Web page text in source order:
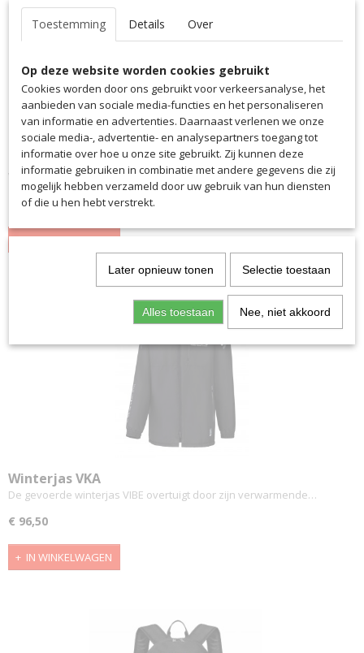
Regenjas VKA
Wil jij jezelf beschermen tegen de regen en je er niet door…
€ 57,50
IN WINKELWAGEN
Winterjas VKA
De gevoerde winterjas VIBE overtuigt door zijn verwarmende…
€ 96,50
IN WINKELWAGEN
Toestemming Details Over
Op deze website worden cookies gebruikt
Cookies worden door ons gebruikt voor verkeersanalyse, het
aanbieden van sociale media-functies en het personaliseren
van informatie en advertenties. Daarnaast verlenen we onze
sociale media-, advertentie- en analysepartners toegang tot
informatie over hoe u onze site gebruikt. Zij kunnen deze
informatie gebruiken in combinatie met andere gegevens die zij
mogelijk hebben verzameld door uw gebruik van hun diensten
of die u hen hebt verstrekt.
Later opnieuw tonen Selectie toestaan
Alles toestaan Nee, niet akkoord